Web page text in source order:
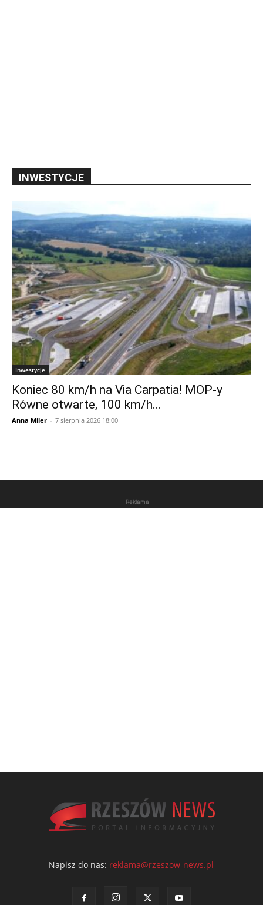
INWESTYCJE
Inwestycje
Koniec 80 km/h na Via Carpatia! MOP-y
Równe otwarte, 100 km/h...
Anna Miler - 7 sierpnia 2026 18:00
Reklama
Napisz do nas: reklama@rzeszow-news.pl